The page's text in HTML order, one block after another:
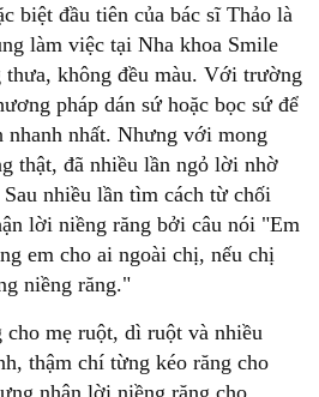
biệt đầu tiên của bác sĩ Thảo là
làm việc tại Nha khoa Smile
thưa, không đều màu. Với trường
pháp dán sứ hoặc bọc sứ để
nhất. Nhưng với mong
thật, đã nhiều lần ngỏ lời nhờ
nhiều lần tìm cách từ chối
lời niềng răng bởi câu nói "Em
em cho ai ngoài chị, nếu chị
niềng răng."
mẹ ruột, dì ruột và nhiều
thậm chí từng kéo răng cho
nhận lời niềng răng cho